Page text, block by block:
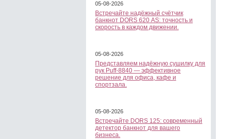
05-08-2026
Встречайте надёжный счётчик
банкнот DORS 620 АS: точность и
скорость в каждом движении.
05-08-2026
Представляем надёжную сушилку для
рук Puff-8840 — эффективное
решение для офиса, кафе и
спортзала.
05-08-2026
Встречайте DORS 125: современный
детектор банкнот для вашего
бизнеса.